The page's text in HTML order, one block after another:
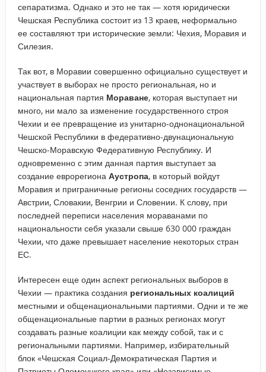
сепаратизма. Однако и это не так — хотя юридически
Чешская Республика состоит из 13 краев, неформально
ее составляют три исторические земли: Чехия, Моравия и
Силезия.
Так вот, в Моравии совершенно официально существует и
участвует в выборах не просто региональная, но и
национальная партия Мораване, которая выступает ни
много, ни мало за изменение государственного строя
Чехии и ее превращение из унитарно-однонациональной
Чешской Республики в федеративно-двунациональную
Чешско-Моравскую Федеративную Республику. И
одновременно с этим данная партия выступает за
создание еврорегиона Аустропа, в который войдут
Моравия и приграничные регионы соседних государств —
Австрии, Словакии, Венгрии и Словении. К слову, при
последней переписи населения мораванами по
национальности себя указали свыше 630 000 граждан
Чехии, что даже превышает население некоторых стран
ЕС.
Интересен еще один аспект региональных выборов в
Чехии — практика создания региональных коалиций
местными и общенациональными партиями. Одни и те же
общенациональные партии в разных регионах могут
создавать разные коалиции как между собой, так и с
региональными партиями. Например, избирательный
блок «Чешская Социал-Демократическая Партия и